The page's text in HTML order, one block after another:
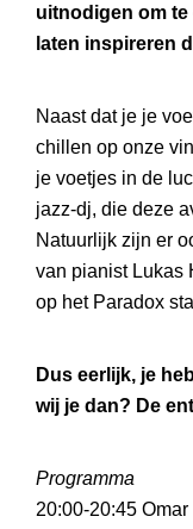
uitnodigen om
laten inspireren
Naast dat je je
chillen op onze
je voetjes in de
jazz-dj, die deze
Natuurlijk zijn er
van pianist Lukas
op het Paradox
Dus eerlijk, je
wij je dan? De
Programma
20:00-20:45